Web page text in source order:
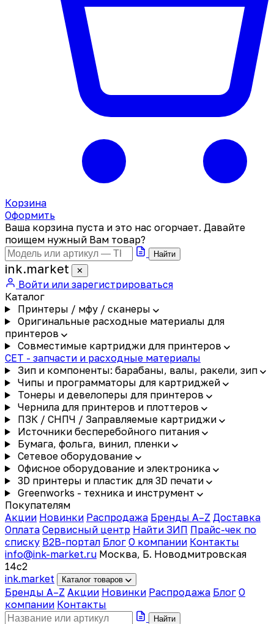
Корзина
Оформить
Ваша корзина пуста и это нас огорчает. Давайте
поищем нужный Вам товар?
Найти
ink.market ✕
Войти или зарегистрироваться
Каталог
Принтеры / мфу / сканеры
Оригинальные расходные материалы для
принтеров
Совместимые картриджи для принтеров
CET - запчасти и расходные материалы
Зип и компоненты: барабаны, валы, ракели, зип
Чипы и программаторы для картриджей
Тонеры и девелоперы для принтеров
Чернила для принтеров и плоттеров
ПЗК / СНПЧ / Заправляемые картриджи
Источники бесперебойного питания
Бумага, фольга, винил, пленки
Сетевое оборудование
Офисное оборудование и электроника
3D принтеры и пластик для 3D печати
Greenworks - техника и инструмент
Покупателям
Акции Новинки Распродажа Бренды A–Z Доставка
Оплата Сервисный центр Найти ЗИП Прайс-чек по
списку B2B-портал Блог О компании Контакты
info@ink-market.ru Москва, Б. Новодмитровская
14с2
ink.market Каталог товаров
Бренды A–Z Акции Новинки Распродажа Блог О
компании Контакты
Найти